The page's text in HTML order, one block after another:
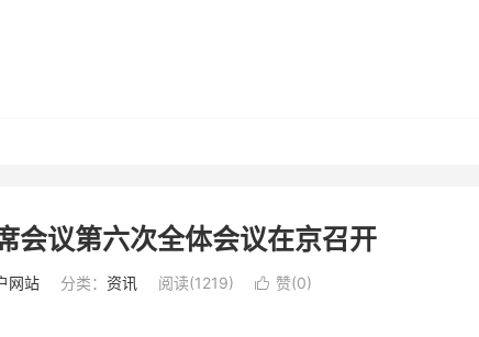
会议第六次全体会议在京召开
网站 分类： 资讯 阅读(1219)  赞(0)